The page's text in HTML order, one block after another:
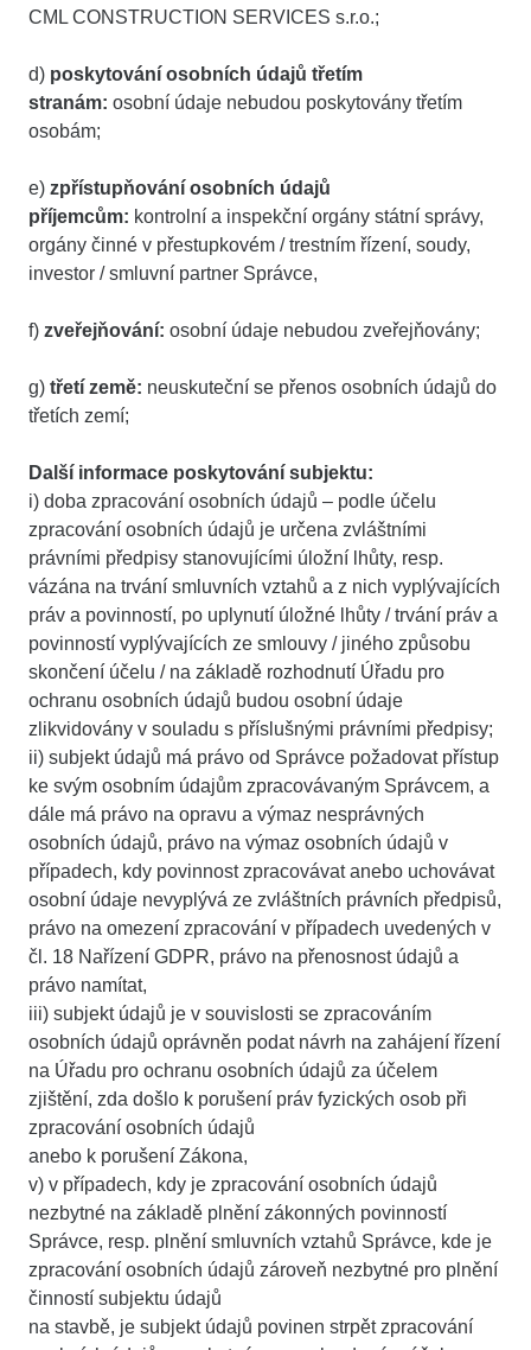
CML CONSTRUCTION SERVICES s.r.o.;
d) poskytování osobních údajů třetím
stranám: osobní údaje nebudou poskytovány třetím
osobám;
e) zpřístupňování osobních údajů
příjemcům: kontrolní a inspekční orgány státní správy,
orgány činné v přestupkovém / trestním řízení, soudy,
investor / smluvní partner Správce,
f) zveřejňování: osobní údaje nebudou zveřejňovány;
g) třetí země: neuskuteční se přenos osobních údajů do
třetích zemí;
Další informace poskytování subjektu:
i) doba zpracování osobních údajů – podle účelu
zpracování osobních údajů je určena zvláštními
právními předpisy stanovujícími úložní lhůty, resp.
vázána na trvání smluvních vztahů a z nich vyplývajících
práv a povinností, po uplynutí úložné lhůty / trvání práv a
povinností vyplývajících ze smlouvy / jiného způsobu
skončení účelu / na základě rozhodnutí Úřadu pro
ochranu osobních údajů budou osobní údaje
zlikvidovány v souladu s příslušnými právními předpisy;
ii) subjekt údajů má právo od Správce požadovat přístup
ke svým osobním údajům zpracovávaným Správcem, a
dále má právo na opravu a výmaz nesprávných
osobních údajů, právo na výmaz osobních údajů v
případech, kdy povinnost zpracovávat anebo uchovávat
osobní údaje nevyplývá ze zvláštních právních předpisů,
právo na omezení zpracování v případech uvedených v
čl. 18 Nařízení GDPR, právo na přenosnost údajů a
právo namítat,
iii) subjekt údajů je v souvislosti se zpracováním
osobních údajů oprávněn podat návrh na zahájení řízení
na Úřadu pro ochranu osobních údajů za účelem
zjištění, zda došlo k porušení práv fyzických osob při
zpracování osobních údajů
anebo k porušení Zákona,
v) v případech, kdy je zpracování osobních údajů
nezbytné na základě plnění zákonných povinností
Správce, resp. plnění smluvních vztahů Správce, kde je
zpracování osobních údajů zároveň nezbytné pro plnění
činností subjektu údajů
na stavbě, je subjekt údajů povinen strpět zpracování